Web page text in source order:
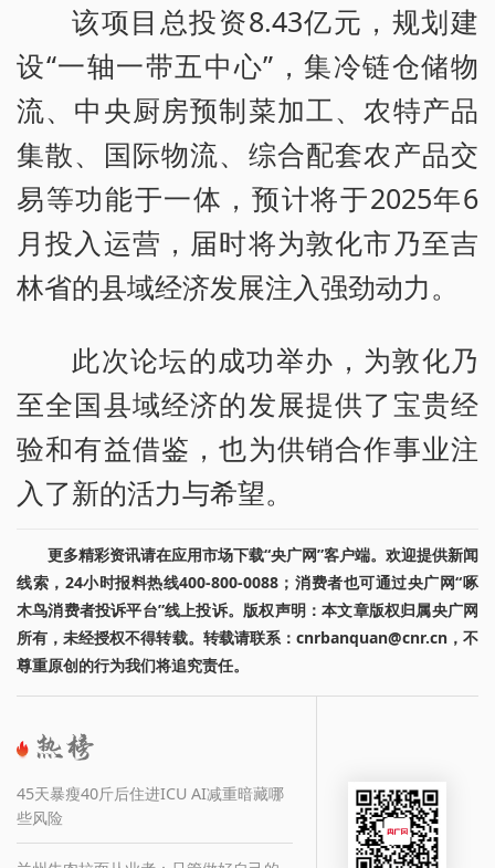
该项目总投资8.43亿元，规划建
设“一轴一带五中心”，集冷链仓储物
流、中央厨房预制菜加工、农特产品
集散、国际物流、综合配套农产品交
易等功能于一体，预计将于2025年6
月投入运营，届时将为敦化市乃至吉
林省的县域经济发展注入强劲动力。
此次论坛的成功举办，为敦化乃
至全国县域经济的发展提供了宝贵经
验和有益借鉴，也为供销合作事业注
入了新的活力与希望。
更多精彩资讯请在应用市场下载“央广网”客户端。欢迎提供新闻
线索，24小时报料热线400-800-0088；消费者也可通过央广网“啄
木鸟消费者投诉平台”线上投诉。版权声明：本文章版权归属央广网
所有，未经授权不得转载。转载请联系：cnrbanquan@cnr.cn，不
尊重原创的行为我们将追究责任。
45天暴瘦40斤后住进ICU AI减重暗藏哪
些风险